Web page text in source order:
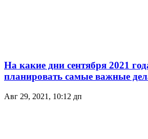
На какие дни сентября 2021
планировать самые важные
Авг 29, 2021, 10:12 дп